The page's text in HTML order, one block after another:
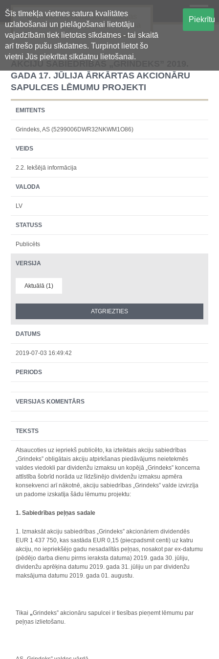
Šīs tīmekļa vietnes satura kvalitātes
uzlabošanai un pielāgošanai lietotāju
vajadzībām tiek lietotas sīkdatnes - tai skaitā
arī trešo pušu sīkdatnes. Turpinot lietot šo
vietni Jūs piekrītat sīkdatņu lietošanai.
Piekrītu
Oficiālā regulētās informācijas
centralizētā glabāšanas sistēma
AKCIJU SABIEDRĪBAS „GRINDEKS” 2019.
GADA 17. JŪLIJA ĀRKĀRTAS AKCIONĀRU
SAPULCES LĒMUMU PROJEKTI
EMITENTS
Grindeks, AS (5299006DWR32NKWM1O86)
VEIDS
2.2. Iekšējā informācija
VALODA
LV
STATUSS
Publicēts
VERSIJA
Aktuālā (1)
DATUMS
2019-07-03 16:49:42
PERIODS
VERSIJAS KOMENTĀRS
TEKSTS
Atsaucoties uz iepriekš publicēto, ka izteiktais akciju sabiedrības
„Grindeks” obligātais akciju atpirkšanas piedāvājums neietekmēs
valdes viedokli par dividenžu izmaksu un kopējā „Grindeks” koncerna
attīstība šobrīd norāda uz līdzšinējo dividenžu izmaksu apmēra
konsekvenci arī nākotnē, akciju sabiedrības „Grindeks” valde izvirzīja
un padome izskatīja šādu lēmumu projektu:
1. Sabiedrības peļņas sadale
1. Izmaksāt akciju sabiedrības „Grindeks” akcionāriem dividendēs
EUR 1 437 750, kas sastāda EUR 0,15 (piecpadsmit centi) uz katru
akciju, no iepriekšējo gadu nesadalītās peļņas, nosakot par ex-datumu
(pēdējo darba dienu pirms ieraksta datuma) 2019. gada 30. jūliju,
dividenžu aprēķina datumu 2019. gada 31. jūliju un par dividenžu
maksājuma datumu 2019. gada 01. augustu.
Tikai „Grindeks” akcionāru sapulcei ir tiesības pieņemt lēmumu par
peļņas izlietošanu.